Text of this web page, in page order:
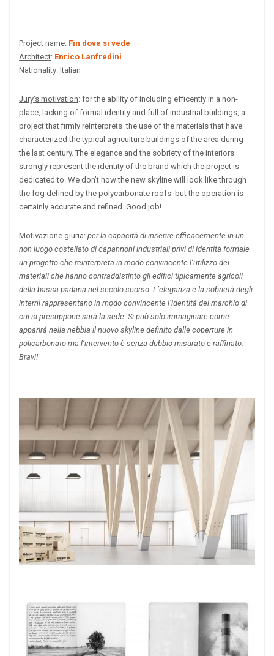
Project name: Fin dove si vede
Architect: Enrico Lanfredini
Nationality: Italian
Jury’s motivation: for the ability of including efficently in a non-
place, lacking of formal identity and full of industrial buildings, a
project that firmly reinterprets the use of the materials that have
characterized the typical agriculture buildings of the area during
the last century. The elegance and the sobriety of the interiors
strongly represent the identity of the brand which the project is
dedicated to. We don’t how the new skyline will look like through
the fog defined by the polycarbonate roofs but the operation is
certainly accurate and refined. Good job!
Motivazione giuria: per la capacità di inserire efficacemente in un
non luogo costellato di capannoni industriali privi di identità formale
un progetto che reinterpreta in modo convincente l’utilizzo dei
materiali che hanno contraddistinto gli edifici tipicamente agricoli
della bassa padana nel secolo scorso. L’eleganza e la sobrietà degli
interni rappresentano in modo convincente l’identità del marchio di
cui si presuppone sarà la sede. Si può solo immaginare come
apparirà nella nebbia il nuovo skyline definito dalle coperture in
policarbonato ma l’intervento è senza dubbio misurato e raffinato.
Bravi!